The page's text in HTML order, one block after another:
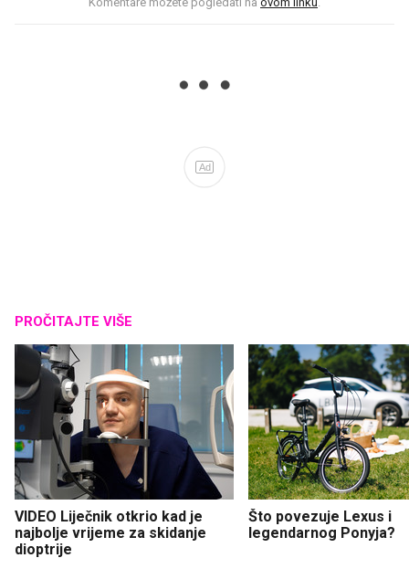
Ad
PROČITAJTE VIŠE
VIDEO Liječnik otkrio kad je
najbolje vrijeme za skidanje
dioptrije
Što povezuje Lexus i
legendarnog Ponyja?